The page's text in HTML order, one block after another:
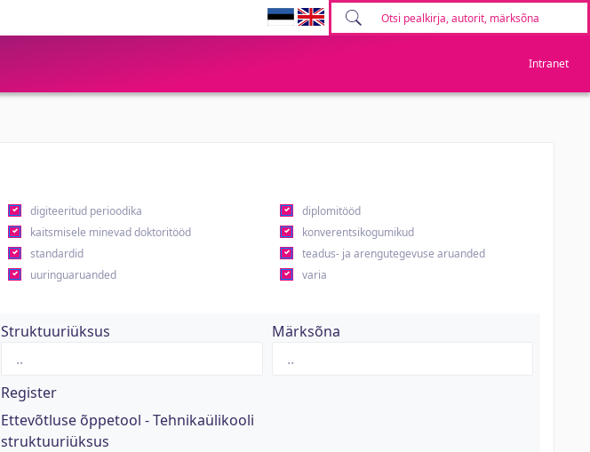
Intranet
digiteeritud perioodika
diplomitööd
kaitsmisele minevad doktoritööd
konverentsikogumikud
standardid
teadus- ja arengutegevuse aruanded
uuringuaruanded
varia
Struktuuriüksus Märksõna
Register
Ettevõtluse õppetool - Tehnikaülikooli
struktuuriüksus